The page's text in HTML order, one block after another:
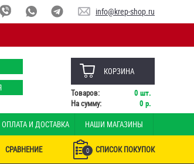
info@krep-shop.ru
КОРЗИНА
Товаров: 0 шт.
На сумму:
0 р.
ОПЛАТА И ДОСТАВКА НАШИ МАГАЗИНЫ
0 СПИСОК ПОКУПОК
СРАВНЕНИЕ